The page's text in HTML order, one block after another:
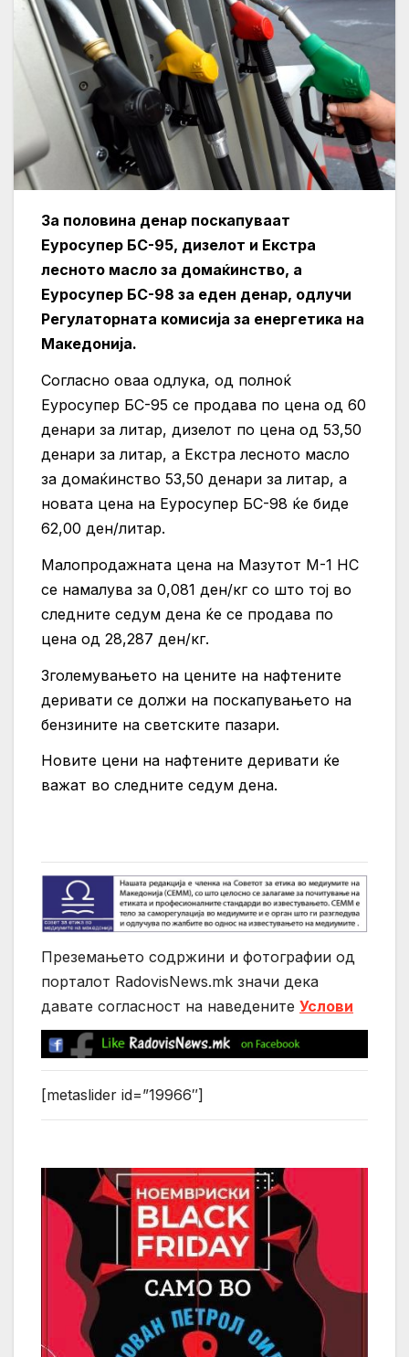
За половина денар поскапуваат
Еуросупер БС-95, дизелот и Екстра
лесното масло за домаќинство, а
Еуросупер БС-98 за еден денар, одлучи
Регулаторната комисија за енергетика на
Македонија.
Согласно оваа одлука, од полноќ
Еуросупер БС-95 се продава по цена од 60
денари за литар, дизелот по цена од 53,50
денари за литар, а Екстра лесното масло
за домаќинство 53,50 денари за литар, а
новата цена на Еуросупер БС-98 ќе биде
62,00 ден/литар.
Малопродажната цена на Мазутот М-1 НС
се намалува за 0,081 ден/кг со што тој во
следните седум дена ќе се продава по
цена од 28,287 ден/кг.
Зголемувањето на цените на нафтените
деривати се должи на поскапувањето на
бензините на светските пазари.
Новите цени на нафтените деривати ќе
важат во следните седум дена.
Преземањето содржини и фотографии од
порталот RadovisNews.mk значи дека
давате согласност на нaведените Услови
[metaslider id=”19966″]